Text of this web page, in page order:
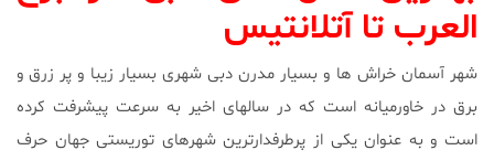
العرب تا آتلانتیس
شهر آسمان خراش ها و بسیار مدرن دبی شهری بسیار زیبا و پر زرق و
برق در خاورمیانه است که در سالهای اخیر به سرعت پیشرفت کرده
است و به عنوان یکی از پرطرفدارترین شهرهای توریستی جهان حرف